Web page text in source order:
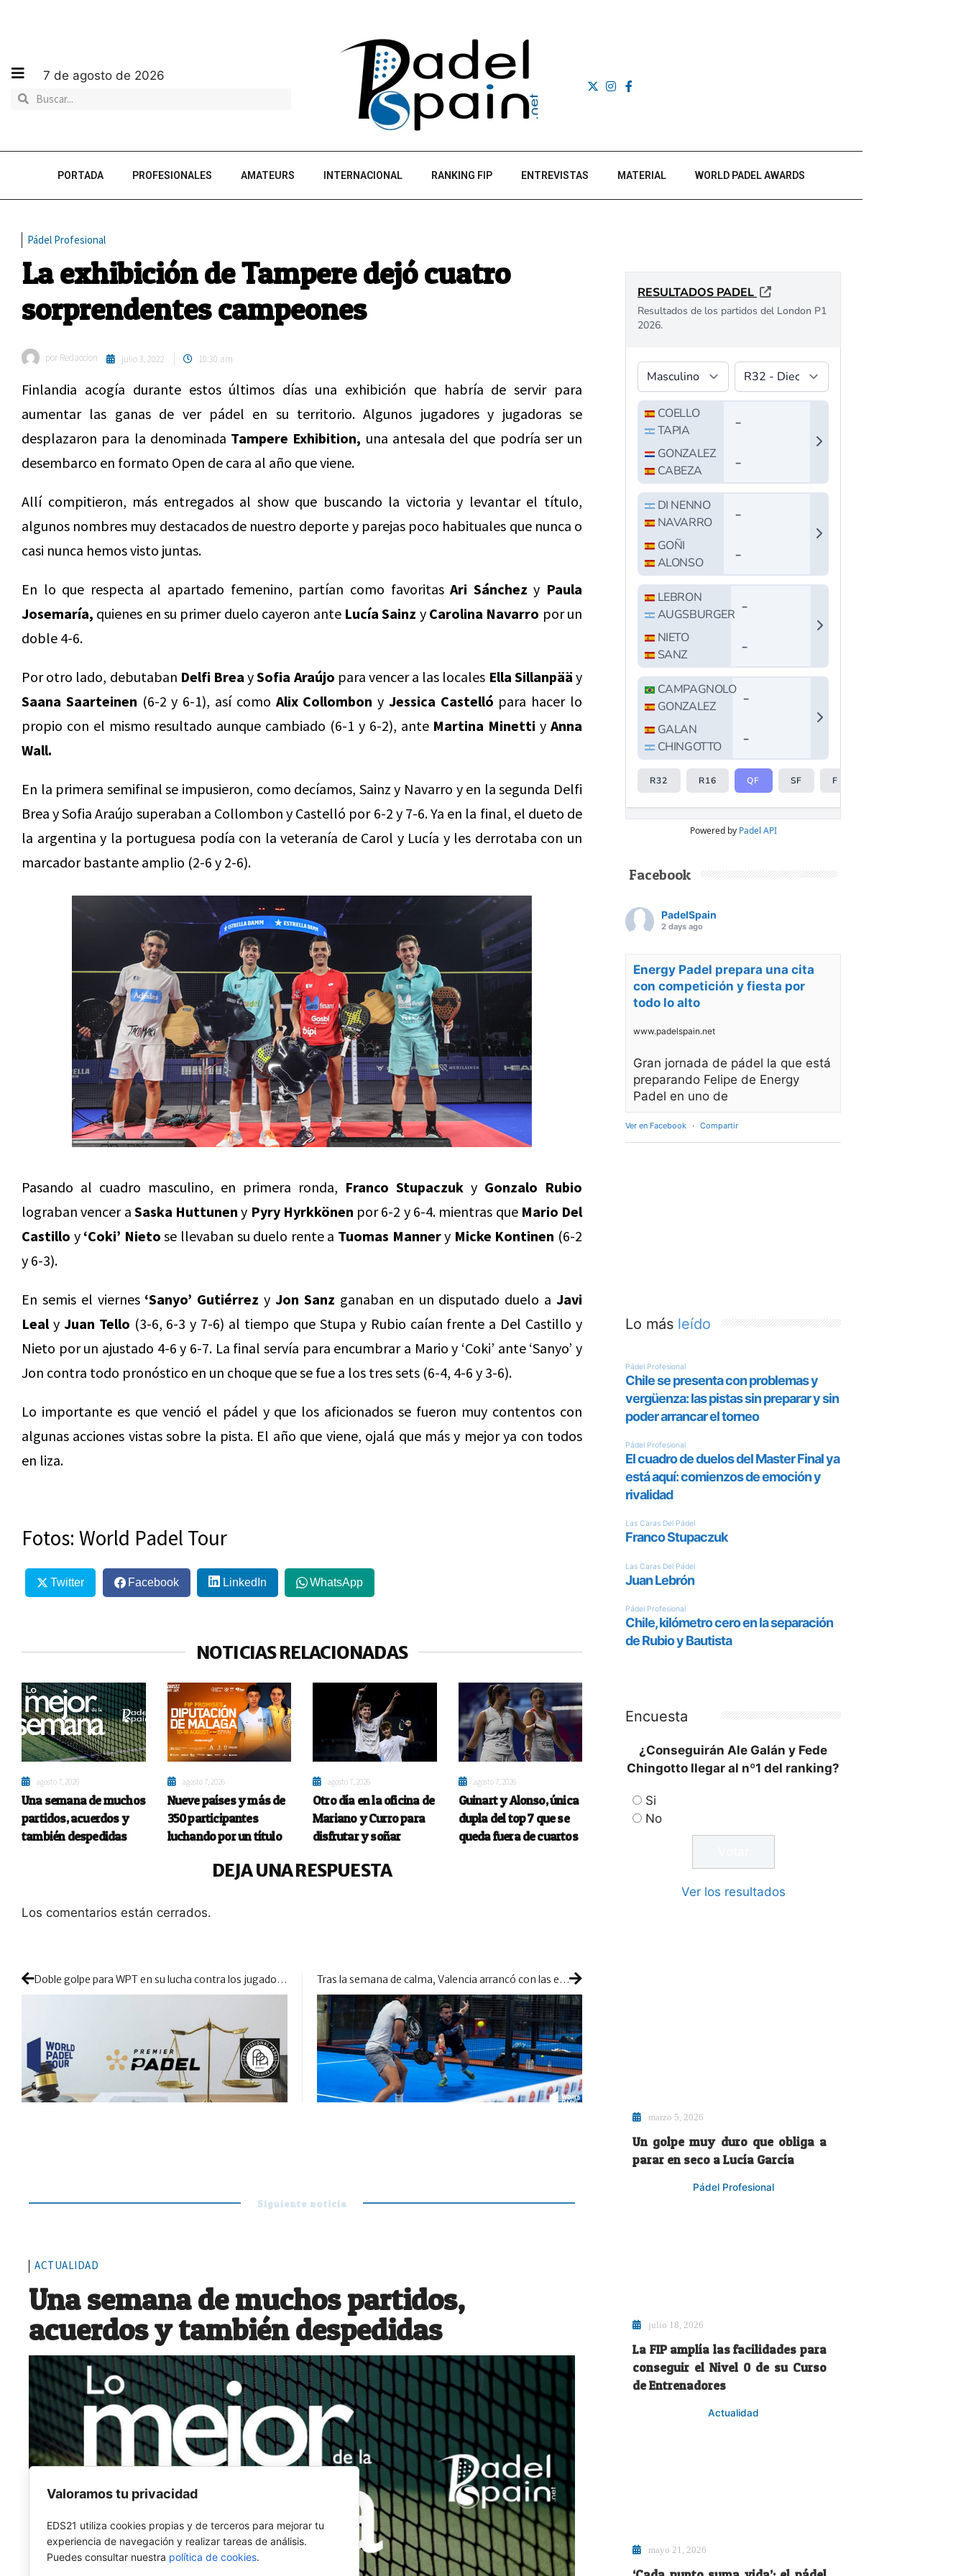
7 de agosto de 2026
PORTADA PROFESIONALES AMATEURS INTERNACIONAL RANKING FIP ENTREVISTAS MATERIAL WORLD PADEL AWARDS
Pádel Profesional
La exhibición de Tampere dejó cuatro
sorprendentes campeones
por Redaccion julio 3, 2022 10:30 am
Finlandia acogía durante estos últimos días una exhibición que habría de servir para
aumentar las ganas de ver pádel en su territorio. Algunos jugadores y jugadoras se
desplazaron para la denominada Tampere Exhibition, una antesala del que podría ser un
desembarco en formato Open de cara al año que viene.
Allí compitieron, más entregados al show que buscando la victoria y levantar el título,
algunos nombres muy destacados de nuestro deporte y parejas poco habituales que nunca o
casi nunca hemos visto juntas.
En lo que respecta al apartado femenino, partían como favoritasAri Sánchez y Paula
Josemaría, quienes en su primer duelo cayeron ante Lucía Sainz y Carolina Navarro por un
doble 4-6.
Por otro lado, debutaban Delfi Brea ySofia Araújo para vencer a las locales Ella Sillanpää y
Saana Saarteinen (6-2 y 6-1), así como Alix Collombon y Jessica Castelló para hacer lo
propio con el mismo resultado aunque cambiado (6-1 y 6-2), ante Martina Minetti y Anna
Wall.
En la primera semifinal se impusieron, como decíamos, Sainz y Navarro y en la segunda Delfi
Brea y Sofia Araújo superaban a Collombon y Castelló por 6-2 y 7-6. Ya en la final, el dueto de
la argentina y la portuguesa podía con la veteranía de Carol y Lucía y les derrotaba con un
marcador bastante amplio (2-6 y 2-6).
Pasando al cuadro masculino, en primera ronda, Franco Stupaczuk y Gonzalo Rubio
lograban vencer a Saska Huttunen y Pyry Hyrkkönen por 6-2 y 6-4. mientras que Mario Del
Castillo y ‘Coki’ Nieto se llevaban su duelo rente a Tuomas Mannery Micke Kontinen (6-2
y 6-3).
En semis el viernes ‘Sanyo’ Gutiérrez yJon Sanz ganaban en un disputado duelo aJavi
Lealy Juan Tello (3-6, 6-3 y 7-6) al tiempo que Stupa y Rubio caían frente a Del Castillo y
Nieto por un ajustado 4-6 y 6-7. La final servía para encumbrar a Mario y ‘Coki’ ante ‘Sanyo’ y
Jon contra todo pronóstico en un choque que se fue a los tres sets (6-4, 4-6 y 3-6).
Lo importante es que venció el pádel y que los aficionados se fueron muy contentos con
algunas acciones vistas sobre la pista. El año que viene, ojalá que más y mejor ya con todos
en liza.
Fotos: World Padel Tour
Twitter Facebook LinkedIn WhatsApp
NOTICIAS RELACIONADAS
agosto 7, 2026
Una semana de muchos
partidos, acuerdos y
también despedidas
agosto 7, 2026
Nueve países y más de
350 participantes
luchando por un título
agosto 7, 2026
Otro día en la oficina de
Mariano y Curro para
disfrutar y soñar
agosto 7, 2026
Guinart y Alonso, única
dupla del top 7 que se
queda fuera de cuartos
DEJA UNA RESPUESTA
Los comentarios están cerrados.
Doble golpe para WPT en su lucha contra los jugadores, Premier Padel y la FIP Tras la semana de calma, Valencia arrancó con las expectativas muy altas
Siguiente noticia
ACTUALIDAD
Una semana de muchos partidos,
acuerdos y también despedidas
Powered by Padel API
Facebook
PadelSpain
2 days ago
Energy Padel prepara una cita
con competición y fiesta por
todo lo alto
www.padelspain.net
Gran jornada de pádel la que está
preparando Felipe de Energy
Padel en uno de
Ver en Facebook · Compartir
Lo más leído
Encuesta
¿Conseguirán Ale Galán y Fede
Chingotto llegar al nº1 del ranking?
Si
No
Ver los resultados
marzo 5, 2026
Un golpe muy duro que obliga a
parar en seco a Lucía García
Pádel Profesional
julio 18, 2026
La FIP amplía las facilidades para
conseguir el Nivel 0 de su Curso
de Entrenadores
Actualidad
mayo 21, 2026
Valoramos tu privacidad
EDS21 utiliza cookies propias y de terceros para mejorar tu
experiencia de navegación y realizar tareas de análisis.
Puedes consultar nuestra política de cookies.